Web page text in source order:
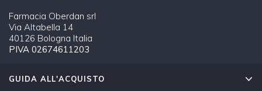
Farmacia Oberdan srl
Via Altabella 14
40126 Bologna Italia
PIVA 02674611203
GUIDA ALL'ACQUISTO